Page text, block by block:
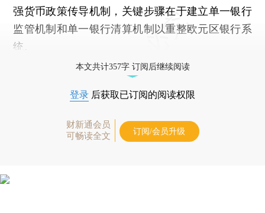
强货币政策传导机制，关键步骤在于建立单一银行
监管机制和单一银行清算机制以重整欧元区银行系
统。
本文共计357字 订阅后继续阅读
登录 后获取已订阅的阅读权限
财新通会员
可畅读全文
订阅/会员升级